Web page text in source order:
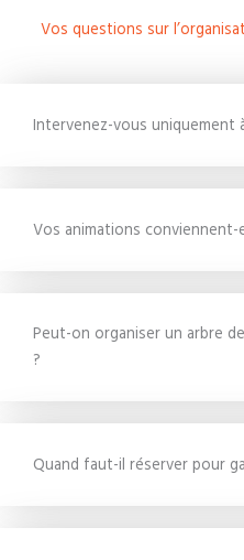
Vos questions sur
Intervenez-vous uniquement
Vos animations
Peut-on organiser un arbre
?
Quand faut-il réserver pour